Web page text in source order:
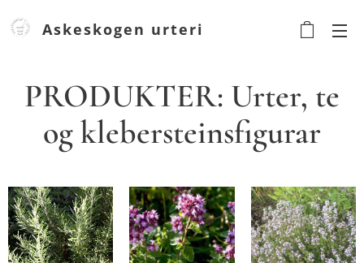
Askeskogen urteri
PRODUKTER: Urter, te
og klebersteinsfigurar